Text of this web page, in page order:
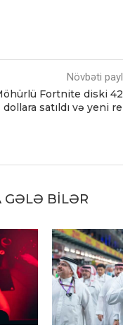
Növbəti
Fortnite diski
dollara satıldı və yeni
GƏLƏ BILƏR